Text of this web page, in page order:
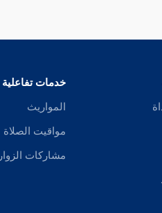
خدمات تفاعلية
المواريث
مواقيت الصلاة
مشاركات الزوار